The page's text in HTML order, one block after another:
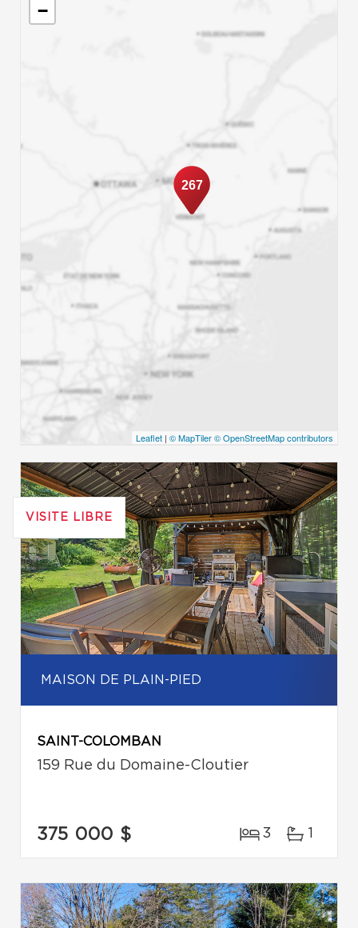
267
−
Leaflet | © MapTiler© OpenStreetMap contributors
VISITE LIBRE
MAISON DE PLAIN-PIED
SAINT-COLOMBAN
159 Rue du Domaine-Cloutier
375 000 $ 3 1